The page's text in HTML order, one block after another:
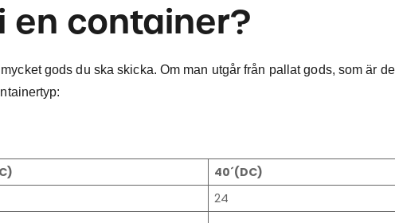
en container?
gods du ska skicka. Om man utgår från pallat gods, som är
40´(DC)
24